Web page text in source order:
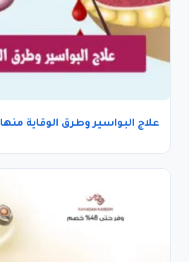
علاج البواسير وطرق الوقاية منها